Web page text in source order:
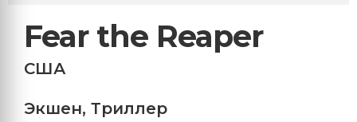
Fear the Reaper
США
Экшен, Триллер